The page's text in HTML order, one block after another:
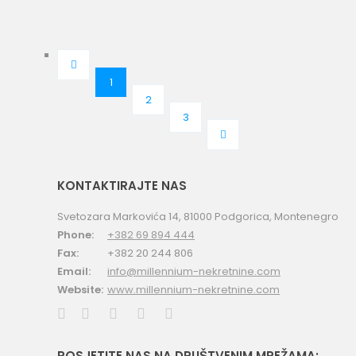
Zlatica (1)
1
2
3
KONTAKTIRAJTE NAS
Svetozara Markovića 14, 81000 Podgorica, Montenegro
Phone:
+382 69 894 444
Fax:
+382 20 244 806
Email:
info@millennium-nekretnine.com
Website: www.millennium-nekretnine.com